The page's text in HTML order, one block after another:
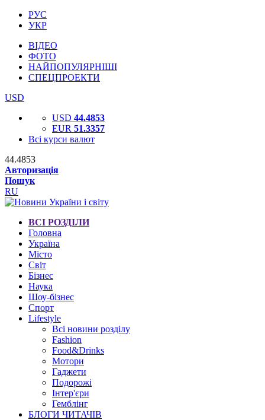
РУС
УКР
ВІДЕО
ФОТО
НАЙПОПУЛЯРНІШІ
СПЕЦПРОЕКТИ
USD
USD 44.4853
EUR 51.3357
Всі курси валют
44.4853
Авторизація
Пошук
RU
ВСІ РОЗДІЛИ
Головна
Україна
Місто
Світ
Бізнес
Наука
Шоу-бізнес
Спорт
Lifestyle
Всі новини розділу
Fashion
Food&Drinks
Мотори
Гаджети
Подорожі
Інтер'єри
Гемблінг
БЛОГИ ЧИТАЧІВ